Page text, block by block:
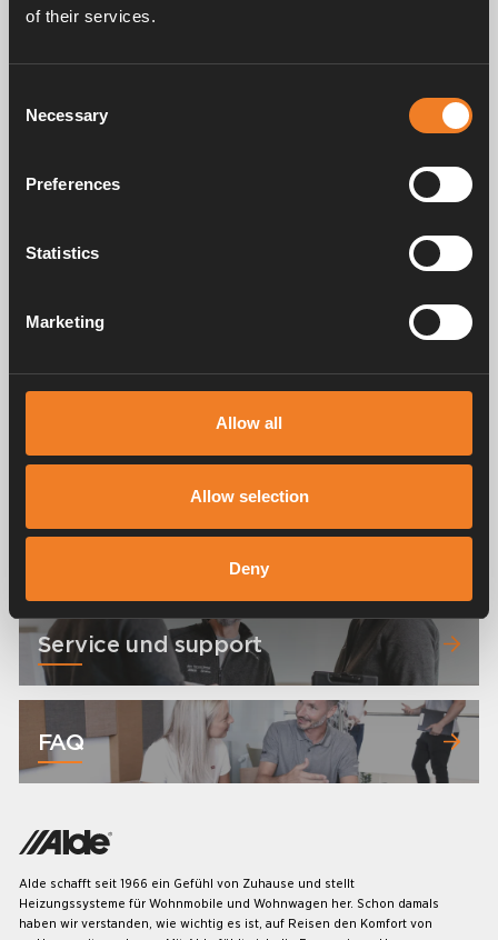
of their services.
Selection
Necessary
Preferences
Statistics
Marketing
Allow all
Allow selection
Deny
Gummiverbinder Ø 22
Gummiverbinder Ø 16
mm
Handbücher und Broschüren
Service und support
FAQ
Alde schafft seit 1966 ein Gefühl von Zuhause und stellt
Heizungssysteme für Wohnmobile und Wohnwagen her. Schon damals
haben wir verstanden, wie wichtig es ist, auf Reisen den Komfort von